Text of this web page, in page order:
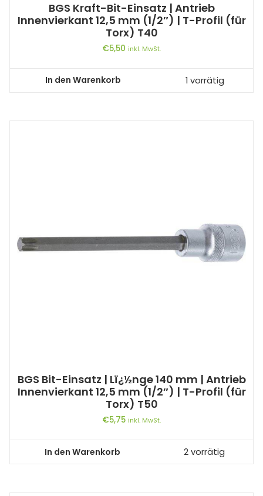
BGS Kraft-Bit-Einsatz | Antrieb
Innenvierkant 12,5 mm (1/2″) | T-Profil (für
Torx) T40
€5,50 inkl. MwSt.
In den Warenkorb 1 vorrätig
BGS Bit-Einsatz | Lï¿½nge 140 mm | Antrieb
Innenvierkant 12,5 mm (1/2″) | T-Profil (für
Torx) T50
€5,75 inkl. MwSt.
In den Warenkorb 2 vorrätig